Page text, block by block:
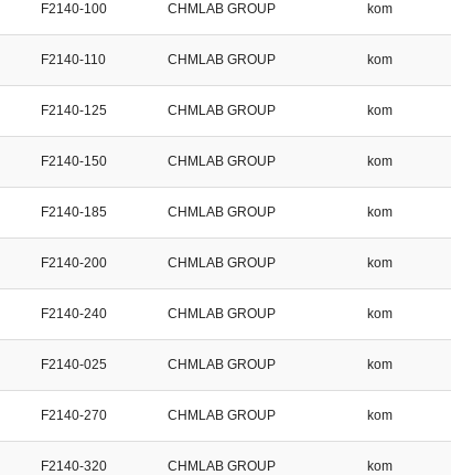
F2140-100 CHMLAB GROUP kom
F2140-110 CHMLAB GROUP kom
F2140-125 CHMLAB GROUP kom
F2140-150 CHMLAB GROUP kom
F2140-185 CHMLAB GROUP kom
F2140-200 CHMLAB GROUP kom
F2140-240 CHMLAB GROUP kom
F2140-025 CHMLAB GROUP kom
F2140-270 CHMLAB GROUP kom
F2140-320 CHMLAB GROUP kom